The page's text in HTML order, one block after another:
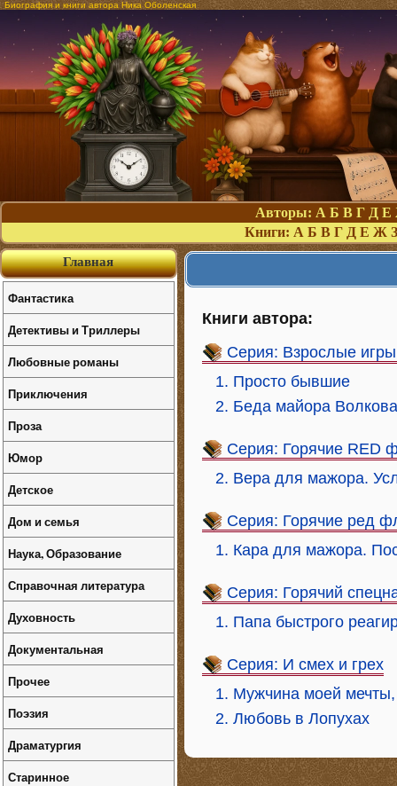
Биография и книги автора Ника Оболенская
Авторы: А Б В Г Д Е
Книги: А Б В Г Д Е Ж З
Книги автора:
Серия: Взрослые
1. Просто бывшие
2. Беда майора Волкова
Серия: Горячие RED
2. Вера для мажора.
Серия: Горячие ред
1. Кара для мажора.
Серия: Горячий
1. Папа быстрого
Серия: И смех и грех
1. Мужчина моей
2. Любовь в Лопухах
Главная
Фантастика
Детективы и Триллеры
Любовные романы
Приключения
Проза
Юмор
Детское
Дом и семья
Наука, Образование
Справочная литература
Духовность
Документальная
Прочее
Поэзия
Драматургия
Старинное